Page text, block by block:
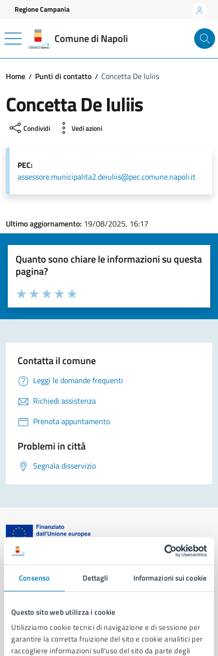
Consenso Dettagli Informazioni sui cookie
Questo sito web utilizza i cookie
Utilizziamo cookie tecnici di navigazione e di sessione per
garantire la corretta fruizione del sito e cookie analitici per
raccogliere informazioni sull'uso del sito da parte degli
Vai ai contenuti
Vai al footer
Regione Campania
Comune di Napoli
Home Punti di contatto Concetta De Iuliis
Concetta De Iuliis
Condividi Vedi azioni
PEC:
assessore.municipalita2.deiuliis@pec.comune.napoli.it
Ultimo aggiornamento: 19/08/2025, 16:17
Quanto sono chiare le informazioni su questa
pagina?
Valuta la chiarezza delle informazioni (da 1 a 5 stelle)
Seleziona il numero di stelle per valutare la chiarezza delle
Valuta 5 stelle su 5
Valuta 4 stelle su 5
Valuta 3 stelle su 5
Valuta 2 stelle su 5
Valuta 1 stelle su 5
Contatta il comune
Leggi le domande frequenti
Richiedi assistenza
Prenota appuntamento
Problemi in città
Segnala disservizio
AMMINISTRAZIONE
Organi di governo
Municipalità
Uffici
Enti e fondazioni